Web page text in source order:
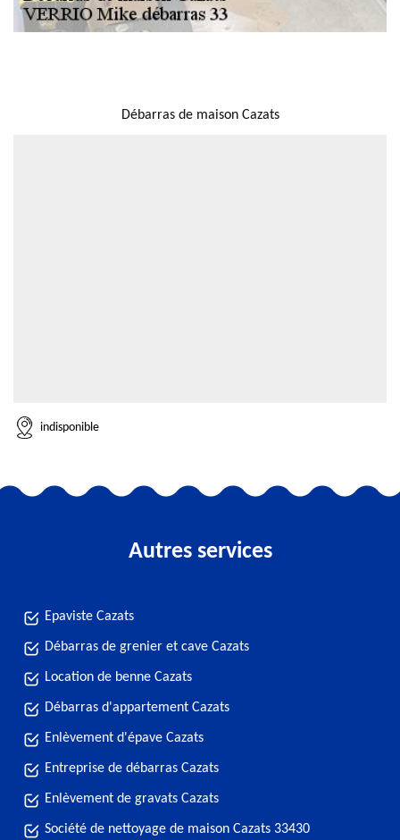
Débarras de maison Cazats
indisponible
Autres services
Epaviste Cazats
Débarras de grenier et cave Cazats
Location de benne Cazats
Débarras d'appartement Cazats
Enlèvement d'épave Cazats
Entreprise de débarras Cazats
Enlèvement de gravats Cazats
Société de nettoyage de maison Cazats 33430